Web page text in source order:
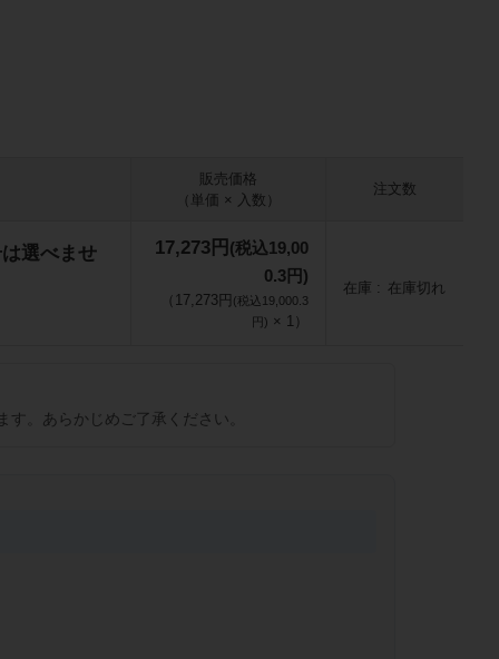
販売価格
（単価 × 入数）
注文数
選べませ
17,273円 (税込19,00
0.3円)
（ 17,273円 (税込19,000.3
円) × 1）
在庫 在庫切れ
。あらかじめご了承ください。